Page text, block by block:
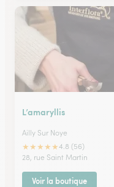
L’amaryllis
Ailly Sur Noye
★★★★★4.8 (56)
28, rue Saint Martin
Voir la boutique